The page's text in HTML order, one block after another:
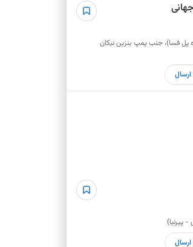
پل فسا)، جنب پمپ بنزین نیکان
ارسال
ارسال